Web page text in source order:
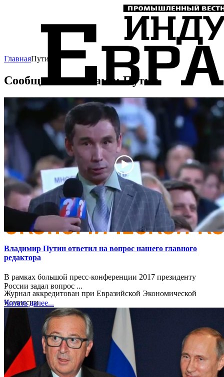
Журнал аккредитован при Евразийской Экономической
Комиссии
ГЛАВНАЯ
ГлавнаяПутин
Сообщения с тегами: Путин
Владимир Путин ответил на вопрос нашего главного
редактора
В рамках большой пресс-конференции 2017 президенту
России задал вопрос ...
Читать далее...